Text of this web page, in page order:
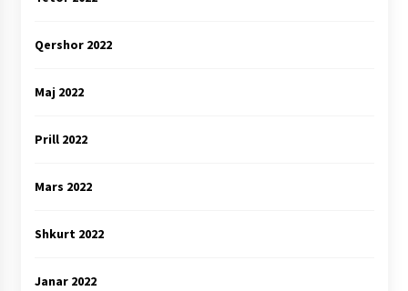
Qershor 2022
Maj 2022
Prill 2022
Mars 2022
Shkurt 2022
Janar 2022